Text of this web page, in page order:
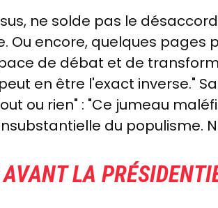
ne solde pas le
Ou encore, quelques pages
de débat et de
en être l'exact inverse."
ou rien" : "Ce jumeau
du populisme.
LA